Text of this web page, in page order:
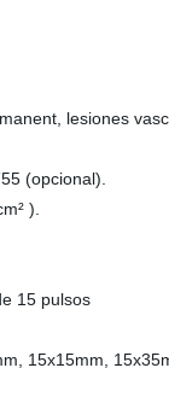
lesiones
(opcional).
).
15 pulsos
15x15mm,